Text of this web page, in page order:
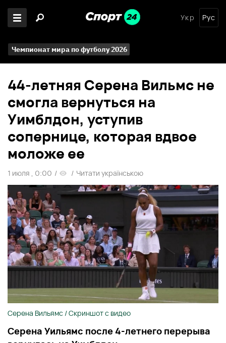
Укр Рус
Чемпионат мира по футболу 2026
44-летняя Серена Вильмс не
смогла вернуться на
Уимблдон, уступив
сопернице, которая вдвое
моложе ее
1 июля , 0:00 / / Читати українською
Серена Вильямс / Скриншот с видео
Серена Уильямс после 4-летнего перерыва